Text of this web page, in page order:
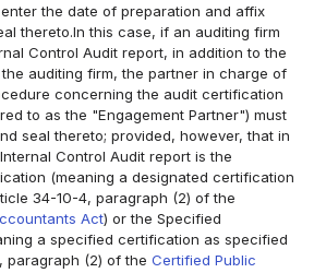
the date of preparation and affix
thereto.In this case, if an auditing firm
Control Audit report, in addition to the
auditing firm, the partner in charge of
concerning the audit certification
to as the "Engagement Partner") must
seal thereto; provided, however, that in
Control Audit report is the
(meaning a designated certification
34-10-4, paragraph (2) of the
Act) or the Specified
a specified certification as specified
paragraph (2) of theCertified Public